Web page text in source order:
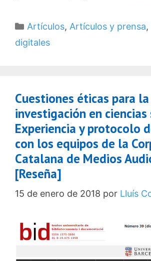
Categorías
Artículos, Artículos y prensa,
digitales
Cuestiones éticas para la
investigación en ciencias
Experiencia y protocolo
con los equipos de la
Catalana de Medios
[Reseña]
15 de enero de 2018 por Lluís